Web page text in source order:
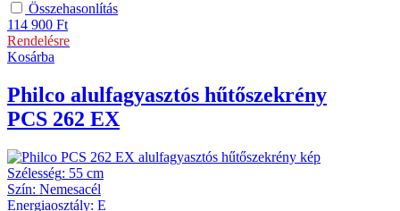
Összehasonlítás
114 900 Ft
Rendelésre
Kosárba
Philco alulfagyasztós hűtőszekrény
PCS 262 EX
Szélesség: 55 cm
Szín: Nemesacél
Energiaosztály: E